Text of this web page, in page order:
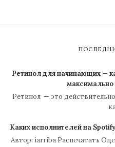
Ретинол для начинающих —
Ретинол — это
Каких исполнителей на
Автор: iarriba Распечатать